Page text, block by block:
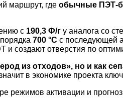
маршрут, где обычные ПЭТ-
с 190,3 Ф/г у аналога со
700 °C с последующей
создают отверстия по
из отходов», но и как
в экономике проекта
режимов активации и